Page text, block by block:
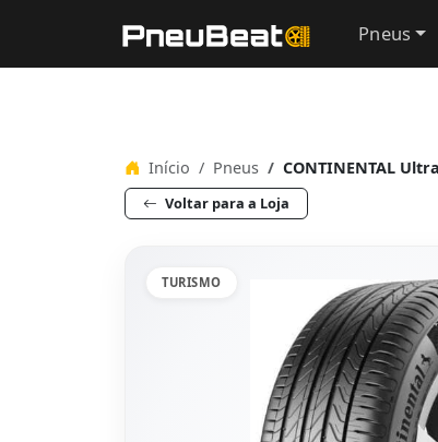
Pneus
Início Pneus CONTINENTAL
Voltar para a Loja
TURISMO